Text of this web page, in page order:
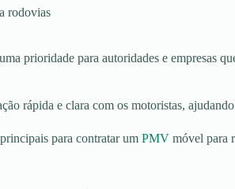
rodovias
prioridade para autoridades e empresas
rápida e clara com os motoristas,
para contratar um PMV móvel para